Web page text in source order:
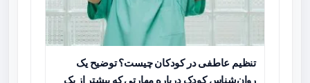
تنظیم عاطفی در کودکان چیست؟ توضیح یک
روان‌شناس کودک درباره مهارتی که بیشتر از یک